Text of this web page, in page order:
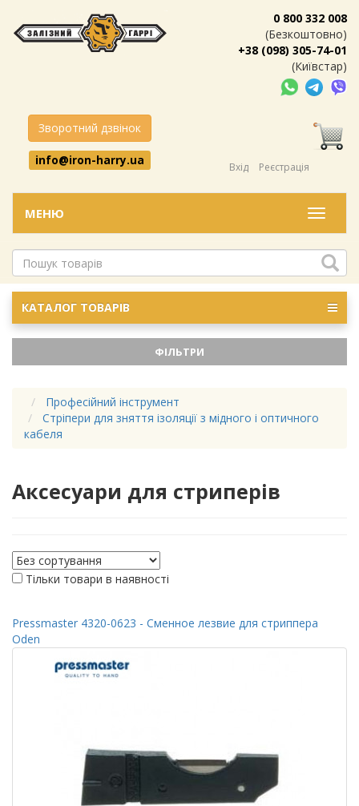
0 800 332 008
(Безкоштовно)
+38 (098) 305-74-01
(Київстар)
Зворотний дзвінок
info@iron-harry.ua
Вхід Реєстрація
Меню
МЕНЮ
КАТАЛОГ ТОВАРІВ
ФІЛЬТРИ
Професійний інструмент
Стріпери для зняття ізоляції з мідного і оптичного
кабеля
Аксесуари для стриперів
Тільки товари в наявності
Pressmaster 4320-0623 - Сменное лезвие для стриппера
Oden